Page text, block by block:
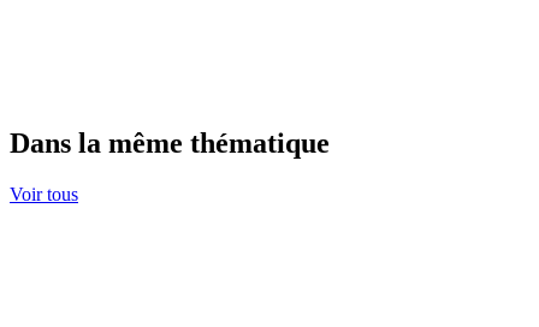
Dans la même thématique
Voir tous